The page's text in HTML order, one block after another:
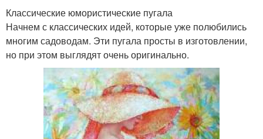
Классические юмористические пугала
Начнем с классических идей, которые уже полюбились
многим садоводам. Эти пугала просты в изготовлении,
но при этом выглядят очень оригинально.